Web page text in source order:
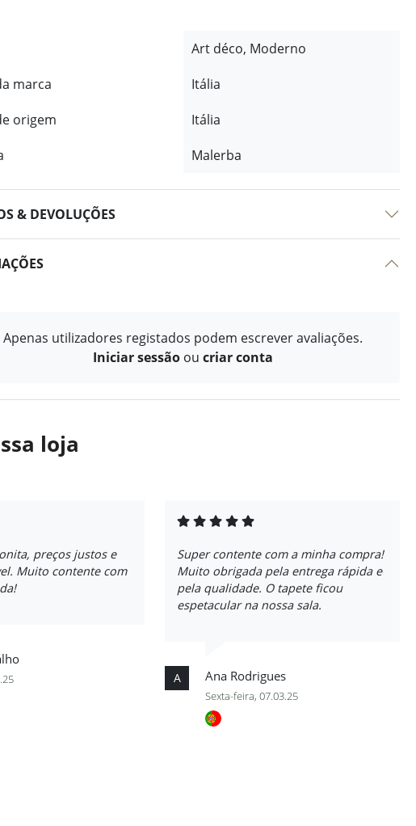
Art déco, Moderno
marca
Itália
origem
Itália
Malerba
& DEVOLUÇÕES
Apenas utilizadores registados podem escrever avaliações.
Iniciar sessão ou criar conta
loja
preços justos e
Muito contente com
Super contente com a minha compra!
Muito obrigada pela entrega rápida e
pela qualidade. O tapete ficou
espetacular na nossa sala.
A Ana Rodrigues
Sexta-feira, 07.03.25